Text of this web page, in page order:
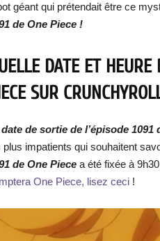
géant qui prétendait être ce
de One Piece !
DATE ET HEURE
SUR
date de sortie de l’épisode 1091
plus impatients qui souhaitent
de One Piece a été fixée à
One Piece, lisez ceci !